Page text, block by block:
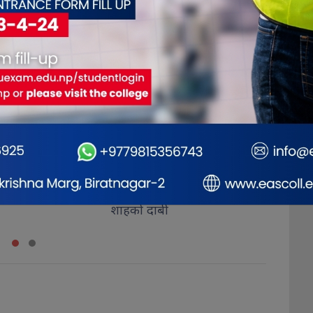
नेपाल
सकारात्मक
थालेको प्रधानमन्त्री
गिरी विरुद्ध अनुसन्धान गर्न
अदालतबाट चार
दिनको म्याद
थप, कारागारबाटै पेट्रोलपम्प
कब्जा